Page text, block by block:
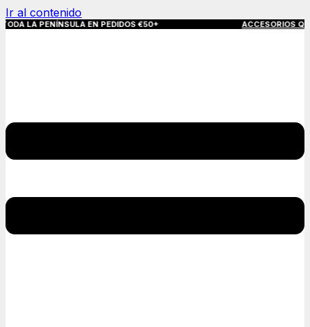
Ir al contenido
EN PEDIDOS €50+ ACCESORIOS QUE MARCAN LA